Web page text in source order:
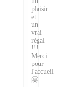
plaisir
et
un
vrai
régal
!!!
Merci
pour
l'accueil
🤗